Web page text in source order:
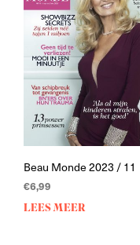
Beau Monde 2023 / 11
€6,99
LEES MEER